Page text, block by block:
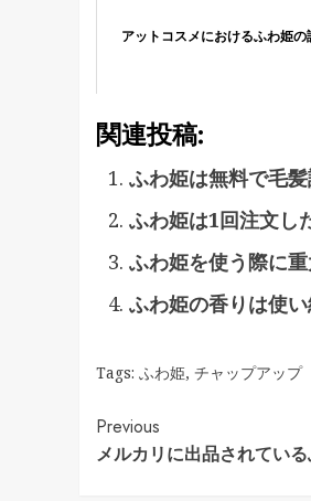
アットコスメにおけるふわ姫の
関連投稿:
ふわ姫は無料で毛
ふわ姫は1回注文し
ふわ姫を使う際に
ふわ姫の香りは使
Tags: ふわ姫, チャップアップ
Continue
Reading
Previous
メルカリに出品されてい